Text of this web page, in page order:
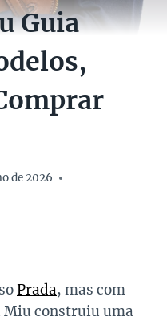
Guia
de 2026
Prada, mas com
construiu uma